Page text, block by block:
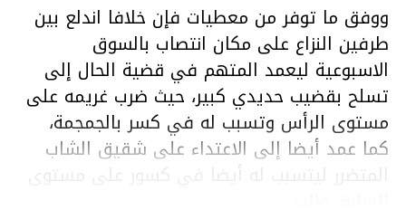
ووفق ما توفر من معطيات فإن خلافا اندلع بين
طرفين النزاع على مكان انتصاب بالسوق
الاسبوعية ليعمد المتهم في قضية الحال إلى
تسلح بقضيب حديدي كبير، حيث ضرب غريمه على
مستوى الرأس وتسبب له في كسر بالجمجمة،
كما عمد أيضا إلى الاعتداء على شقيق الشاب
المتضرر ليتسبب له أيضا في كسور على مستوى